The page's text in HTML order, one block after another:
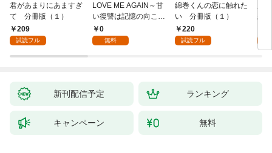
君があまりにあますぎ
て 分冊版（１）
209
試読フル
LOVE ME AGAIN～甘
い復讐は記憶の向こう
側～【全年齢版】(1)
0
無料
綿巻くんの恋に触れた
い 分冊版（１）
220
試読フル
悪
新刊配信予定 ランキング
キャンペーン 無料